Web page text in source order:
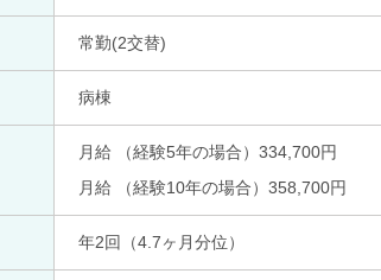
常勤(2交替)
病棟
月給 （経験5年の場合）334,700円
月給 （経験10年の場合）358,700円
年2回（4.7ヶ月分位）